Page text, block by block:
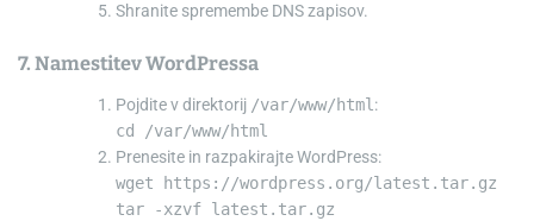
Shranite spremembe DNS zapisov.
7. Namestitev WordPressa
Pojdite v direktorij /var/www/html:
cd
/var/www/html
Prenesite in razpakirajte WordPress:
wget https: //wordpress.org/latest.tar.gz
tar -xzvf latest.tar.gz